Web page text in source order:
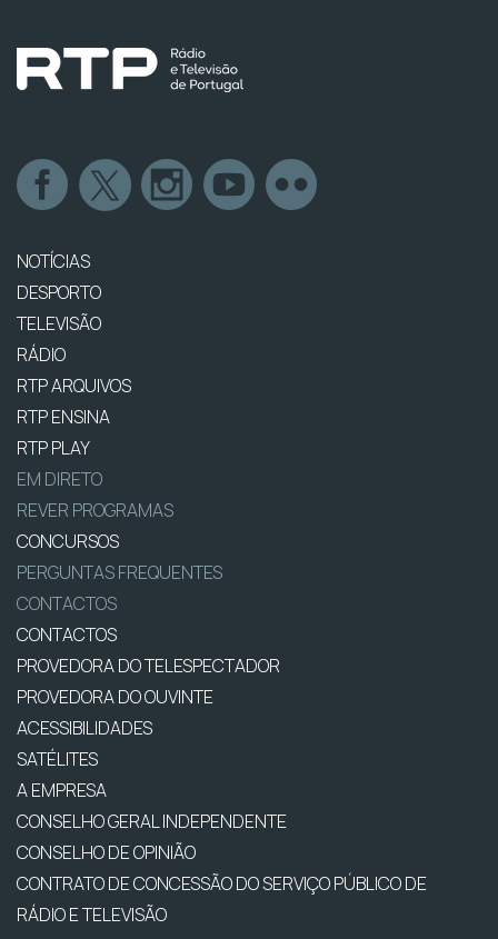
NOTÍCIAS
DESPORTO
TELEVISÃO
RÁDIO
RTP ARQUIVOS
RTP ENSINA
RTP PLAY
EM DIRETO
REVER PROGRAMAS
CONCURSOS
PERGUNTAS FREQUENTES
CONTACTOS
CONTACTOS
PROVEDORA DO TELESPECTADOR
PROVEDORA DO OUVINTE
ACESSIBILIDADES
SATÉLITES
A EMPRESA
CONSELHO GERAL INDEPENDENTE
CONSELHO DE OPINIÃO
CONTRATO DE CONCESSÃO DO SERVIÇO PÚBLICO DE
RÁDIO E TELEVISÃO